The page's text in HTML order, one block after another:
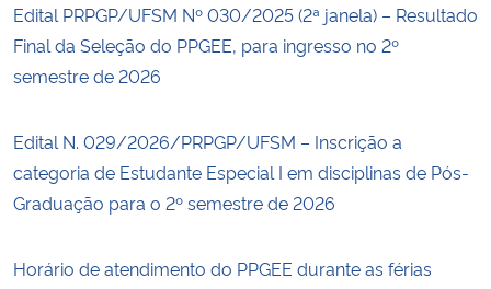
Edital PRPGP/UFSM Nº 030/2025 (2ª janela) – Resultado
Final da Seleção do PPGEE, para ingresso no 2º
semestre de 2026
Edital N. 029/2026/PRPGP/UFSM – Inscrição a
categoria de Estudante Especial I em disciplinas de Pós-
Graduação para o 2º semestre de 2026
Horário de atendimento do PPGEE durante as férias